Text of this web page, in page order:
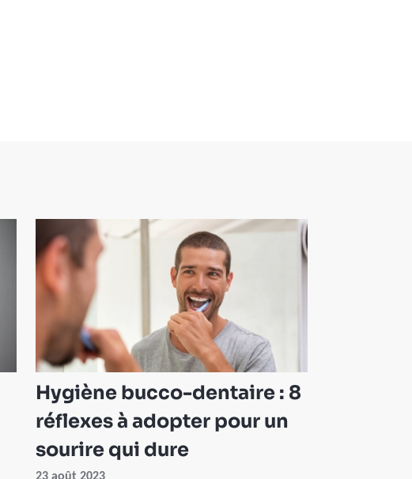
Hygiène bucco-dentaire : 8
réflexes à adopter pour un
sourire qui dure
23 août 2023